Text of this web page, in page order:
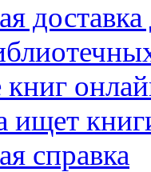
ищет
справка